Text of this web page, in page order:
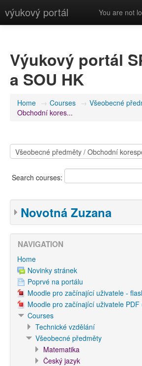
výukový portál You are not
Výukový portál
a SOU HK
Home → Courses → Všeobecné
Obchodní kores...
Search courses:
Novotná Zuzana
NAVIGATION
Home
Novinky stránek
Poprvé na portálu
Moodle pro začínající uživatele -
Moodle pro začínající uživatele PDF
Courses
Technické vzdělání
Všeobecné předměty
Matematika
Český jazyk